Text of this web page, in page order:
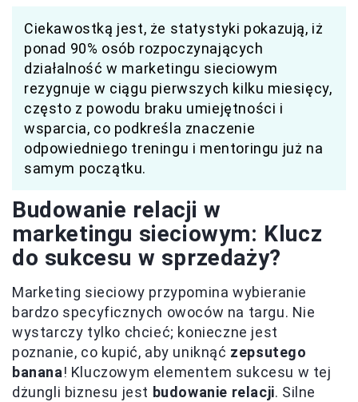
Ciekawostką jest, że statystyki pokazują, iż
ponad 90% osób rozpoczynających
działalność w marketingu sieciowym
rezygnuje w ciągu pierwszych kilku miesięcy,
często z powodu braku umiejętności i
wsparcia, co podkreśla znaczenie
odpowiedniego treningu i mentoringu już na
samym początku.
Budowanie relacji w
marketingu sieciowym: Klucz
do sukcesu w sprzedaży?
Marketing sieciowy przypomina wybieranie
bardzo specyficznych owoców na targu. Nie
wystarczy tylko chcieć; konieczne jest
poznanie, co kupić, aby uniknąć zepsutego
banana! Kluczowym elementem sukcesu w tej
dżungli biznesu jest budowanie relacji. Silne